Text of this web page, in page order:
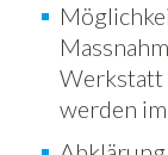
Werkstatt
werden